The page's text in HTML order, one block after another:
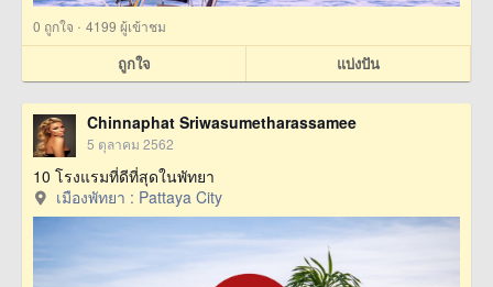
0 ถูกใจ · 4199 ผู้เข้าชม
ถูกใจ แบ่งปัน
Chinnaphat Sriwasumetharassamee
5 ตุลาคม 2562
10 โรงแรมที่ดีที่สุดในพัทยา
เมืองพัทยา : Pattaya City